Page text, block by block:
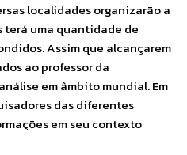
localidades organizarão a
terá uma quantidade de
Assim que alcançarem
ao professor da
em âmbito mundial. Em
das diferentes
em seu contexto